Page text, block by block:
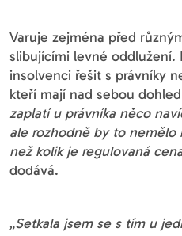
Varuje zejména před
slibujícími levné oddlužení.
insolvenci řešit s právníky
kteří mají nad sebou
zaplatí u právníka něco
ale rozhodně by to
než kolik je regulovaná
dodává.
„Setkala jsem se s tím u